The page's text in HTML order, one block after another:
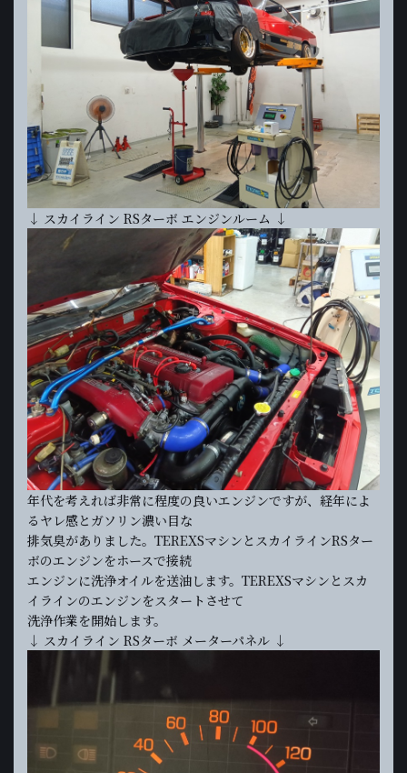
↓ スカイライン RSターボ エンジンルーム ↓
年代を考えれば非常に程度の良いエンジンですが、経年によ
るヤレ感とガソリン濃い目な
排気臭がありました。TEREXSマシンとスカイラインRSター
ボのエンジンをホースで接続
エンジンに洗浄オイルを送油します。TEREXSマシンとスカ
イラインのエンジンをスタートさせて
洗浄作業を開始します。
↓ スカイライン RSターボ メーターパネル ↓